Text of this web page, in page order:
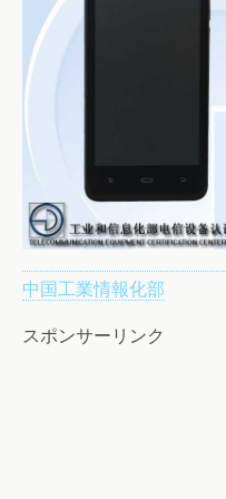
中国工業情報化部
スポンサーリンク